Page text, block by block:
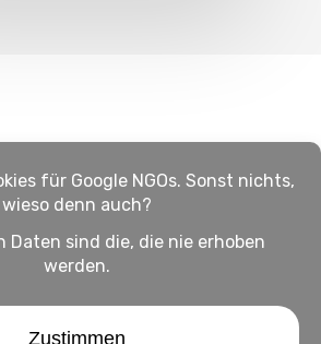
Impressum